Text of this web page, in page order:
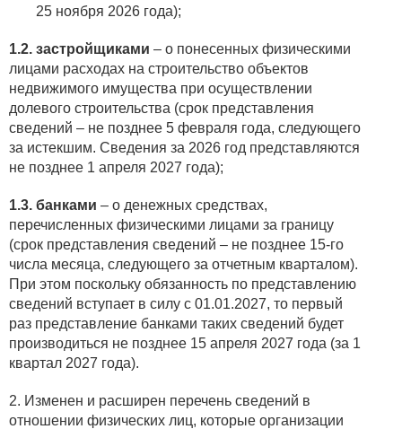
25 ноября 2026 года);
1.2. застройщиками – о понесенных физическими
лицами расходах на строительство объектов
недвижимого имущества при осуществлении
долевого строительства (срок представления
сведений – не позднее 5 февраля года, следующего
за истекшим. Сведения за 2026 год представляются
не позднее 1 апреля 2027 года);
1.3. банками – о денежных средствах,
перечисленных физическими лицами за границу
(срок представления сведений – не позднее 15-го
числа месяца, следующего за отчетным кварталом).
При этом поскольку обязанность по представлению
сведений вступает в силу с 01.01.2027, то первый
раз представление банками таких сведений будет
производиться не позднее 15 апреля 2027 года (за 1
квартал 2027 года).
2. Изменен и расширен перечень сведений в
отношении физических лиц, которые организации